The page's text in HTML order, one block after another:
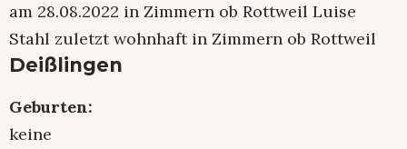
am 28.08.2022 in Zimmern ob Rottweil Luise
Stahl zuletzt wohnhaft in Zimmern ob Rottweil
Deißlingen
Geburten:
keine